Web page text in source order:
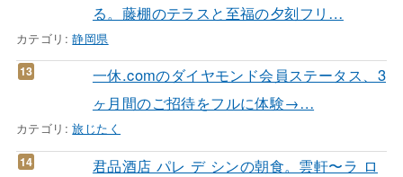
る。藤棚のテラスと至福の夕刻フリ…
カテゴリ:静岡県
一休.comのダイヤモンド会員ステータス、3
ヶ月間のご招待をフルに体験→…
カテゴリ:旅じたく
君品酒店 パレ デ シンの朝食。雲軒〜ラ ロ